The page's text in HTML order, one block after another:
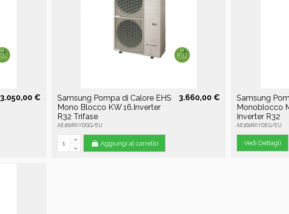
3.050,00 €
Samsung Pompa di Calore EHS
Mono Blocco KW 16.Inverter
R32 Trifase
AE160RXYDGG/EU
3.660,00 €
Aggiungi al carrello
Samsung
Monoblocco
Inverter R32
AE160RXYDEG/EU
Vedi Dettagli